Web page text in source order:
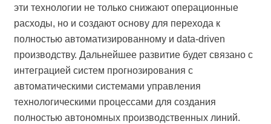
эти технологии не только снижают операционные
расходы, но и создают основу для перехода к
полностью автоматизированному и data-driven
производству. Дальнейшее развитие будет связано с
интеграцией систем прогнозирования с
автоматическими системами управления
технологическими процессами для создания
полностью автономных производственных линий.